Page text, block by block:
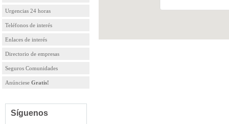
Urgencias 24 horas
Teléfonos de interés
Enlaces de interés
Directorio de empresas
Seguros Comunidades
Anúnciese Gratis!
Síguenos